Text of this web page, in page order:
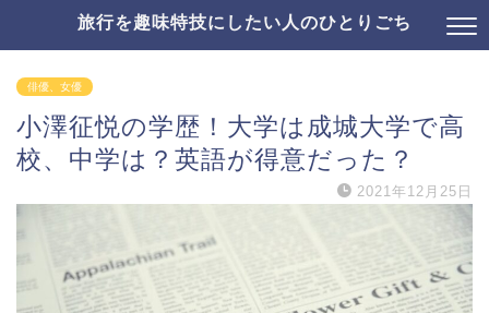
旅行を趣味特技にしたい人のひとりごち
俳優、女優
小澤征悦の学歴！大学は成城大学で高
校、中学は？英語が得意だった？
2021年12月25日